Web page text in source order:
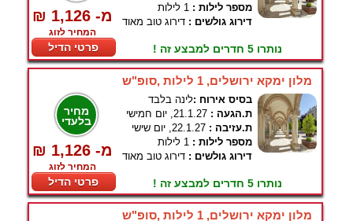
₪ 1,126 -מ
המחיר לזוג
פרטי הדיל
מספר לילות : 1 לילות
דירוג גולשים : דירוג טוב מאוד
נותרו 5 חדרים למבצע זה !
מלון ימקא ירושלים, 1 לילות ,סופ"ש
מחיר
בלעדי
₪ 1,126 -מ
המחיר לזוג
פרטי הדיל
בסיס אירוח :לינה בלבד
ת.הגעה : 21.1.27, יום חמישי
ת.עזיבה : 22.1.27, יום שישי
מספר לילות : 1 לילות
דירוג גולשים : דירוג טוב מאוד
נותרו 5 חדרים למבצע זה !
מלון ימקא ירושלים, 1 לילות ,סופ"ש